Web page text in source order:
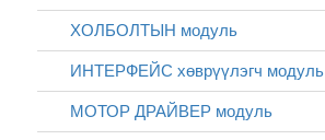
ХОЛБОЛТЫН модуль
ИНТЕРФЕЙС хөврүүлэгч модуль
МОТОР ДРАЙВЕР модуль